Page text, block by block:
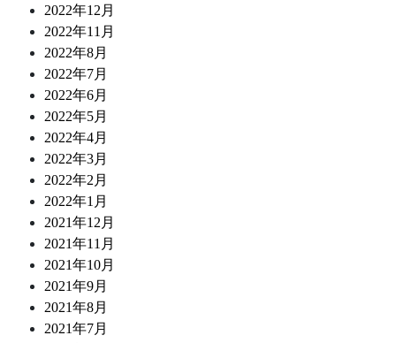
2022年12月
2022年11月
2022年8月
2022年7月
2022年6月
2022年5月
2022年4月
2022年3月
2022年2月
2022年1月
2021年12月
2021年11月
2021年10月
2021年9月
2021年8月
2021年7月